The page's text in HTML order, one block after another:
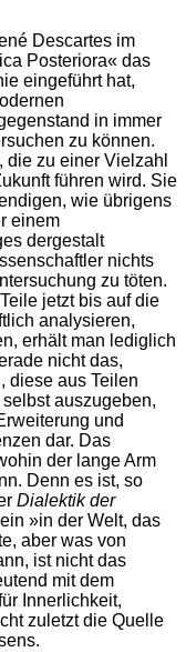
Descartes im
Posteriora« das
eingeführt hat,
in immer
zu können.
die zu einer Vielzahl
führen wird. Sie
wie übrigens
einem
dergestalt
nichts
zu töten.
jetzt bis auf die
analysieren,
erhält man lediglich
nicht das,
diese aus Teilen
auszugeben,
und
dar. Das
der lange Arm
Denn es ist, so
Dialektik der
»in der Welt, das
aber was von
ist nicht das
mit dem
Innerlichkeit,
zuletzt die Quelle